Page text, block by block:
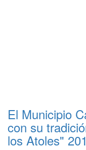
El Municipio
con su
los Atoles"